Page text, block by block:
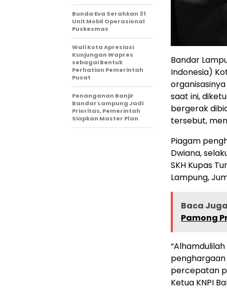
Bandar
Indonesia)
saat ini,
bergerak
tersebut,
Piagam
Dwiana,
SKH Kupas
Lampung,
Baca
Pamong
percepatan
Ketua KNPI
Bunda Eva Serahkan 31
Unit Mobil Operasional
Puskesmas
Wali Kota Apresiasi
Kunjungan Wapres
sebagai Bentuk
Perhatian Pemerintah
Pusat
Penanganan Banjir
Bandar Lampung Jadi
Prioritas, Pemerintah
Siapkan Master Plan